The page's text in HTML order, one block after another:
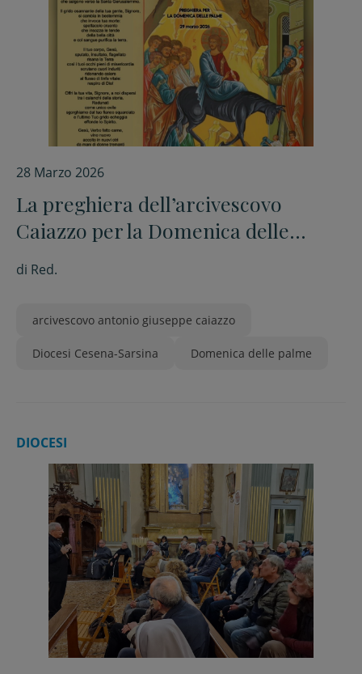
28 Marzo 2026
La preghiera dell’arcivescovo
Caiazzo per la Domenica delle
Palme
di Red.
arcivescovo antonio giuseppe caiazzo
Diocesi Cesena-Sarsina Domenica delle palme
DIOCESI